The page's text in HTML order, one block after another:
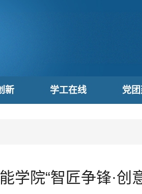
新 学工在线 党
院“智匠争锋·创